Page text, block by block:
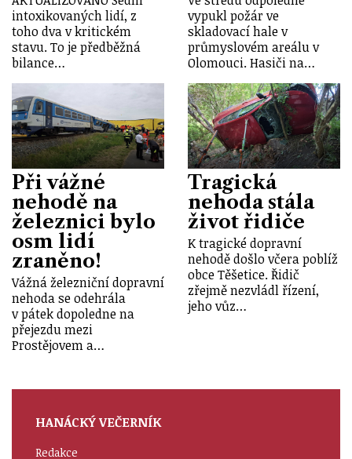
intoxikovaných lidí, z
toho dva v kritickém
stavu. To je předběžná
bilance…
vypukl požár ve
skladovací hale v
průmyslovém areálu v
Olomouci. Hasiči na…
Při vážné
nehodě na
železnici bylo
osm lidí
zraněno!
Vážná železniční dopravní
nehoda se odehrála
v pátek dopoledne na
přejezdu mezi
Prostějovem a…
Tragická
nehoda stála
život řidiče
K tragické dopravní
nehodě došlo včera poblíž
obce Těšetice. Řidič
zřejmě nezvládl řízení,
jeho vůz…
HANÁCKÝ VEČERNÍK
Redakce